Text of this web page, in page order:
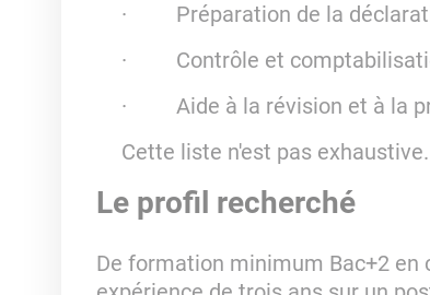
· Préparation de la
· Contrôle et
· Aide à la révision et à la
Cette liste n'est pas exhaustive.
Le profil recherché
De formation minimum Bac+2 en